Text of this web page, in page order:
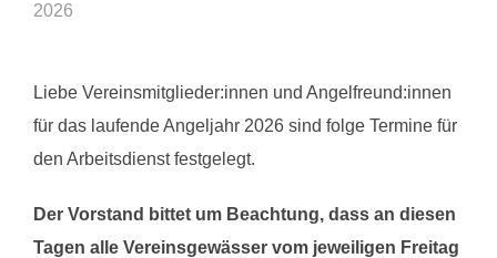
2026
Liebe Vereinsmitglieder:innen und Angelfreund:innen
für das laufende Angeljahr 2026 sind folge Termine für
den Arbeitsdienst festgelegt.
Der Vorstand bittet um Beachtung, dass an diesen
Tagen alle Vereinsgewässer vom jeweiligen Freitag